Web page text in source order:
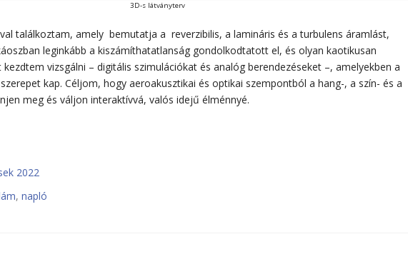
3D-s látványterv
találkoztam, amely bemutatja a reverzibilis, a lamináris és a turbulens áramlást,
leginkább a kiszámíthatatlanság gondolkodtatott el, és olyan kaotikusan
vizsgálni – digitális szimulációkat és analóg berendezéseket –, amelyekben a
kap. Céljom, hogy aeroakusztikai és optikai szempontból a hang-, a szín- és a
meg és váljon interaktívvá, valós idejű élménnyé.
2022
, napló